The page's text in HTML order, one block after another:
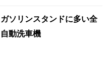
ガソリンスタンドに多い全
自動洗車機